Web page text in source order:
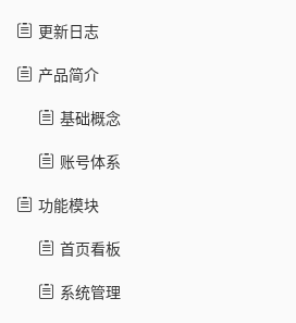
更新日志
产品简介
基础概念
账号体系
功能模块
首页看板
系统管理